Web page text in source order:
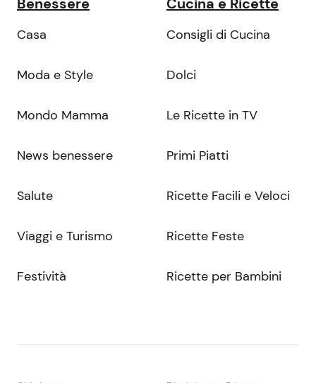
Casa
Moda e Style
Mondo Mamma
News benessere
Salute
Viaggi e Turismo
Festività
Consigli di Cucina
Dolci
Le Ricette in TV
Primi Piatti
Ricette Facili e Veloci
Ricette Feste
Ricette per Bambini